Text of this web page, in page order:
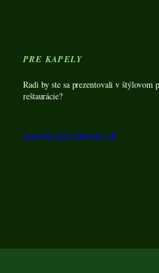
PRE KAPELY
Radi by ste sa prezentovali v štýlovom
reštaurácie?
kapely@uzlatehobazanta.sk